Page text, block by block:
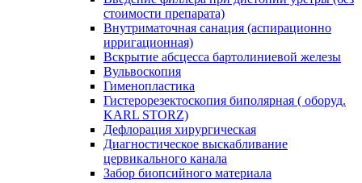
стоимости препарата)
Внутриматочная санация (аспирационно
ирригационная)
Вскрытие абсцесса бартолиниевой железы
Вульвоскопия
Гименопластика
Гистерорезектоскопия биполярная ( оборуд.
KARL STORZ)
Дефлорация хирургическая
Диагностическое выскабливание
цервикального канала
Забор биопсийного материала